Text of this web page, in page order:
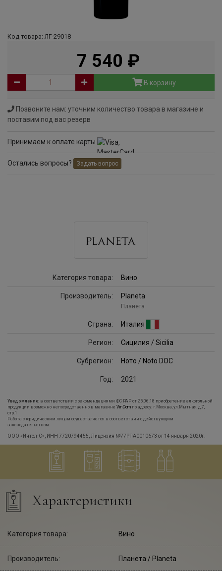
Код товара: ЛГ-29018
7 540
В корзину
Позвоните нам: уточним количество товара в магазине и
поставим под вас резерв
Принимаем к оплате карты
Остались вопросы? Задать вопрос
Категория товара: Вино
Производитель: Planeta
Планета
Страна: Италия
Регион: Сицилия / Sicilia
Субрегион: Ното / Noto DOC
Год: 2021
Уведомление: в соответствии с рекомендациями ФС РАР от 25.06.18 приобретение алкогольной
продукции возможно непосредственно в магазине VinDom по адресу: г.Москва, ул.Мытная, д.7,
стр.1
Работа с юридическим лицам осуществляется в соответствии с действующим
законодательством.
ООО «Интел-С», ИНН 7720794455, Лицензия №77РПА0010673 от 14 января 2020г.
Характеристики
Категория товара: Вино
Производитель: Планета / Planeta